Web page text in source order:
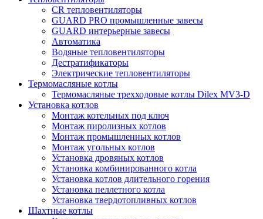
CR тепловентиляторы
GUARD PRO промышленные завесы
GUARD интерьерные завесы
Автоматика
Водяные тепловентиляторы
Дестратификаторы
Электрические тепловентиляторы
Термомасляные котлы
Термомасляные трехходовые котлы Dilex MV3-D
Установка котлов
Монтаж котельных под ключ
Монтаж пиролизных котлов
Монтаж промышленных котлов
Монтаж угольных котлов
Установка дровяных котлов
Установка комбинированного котла
Установка котлов длительного горения
Установка пеллетного котла
Установка твердотопливных котлов
Шахтные котлы